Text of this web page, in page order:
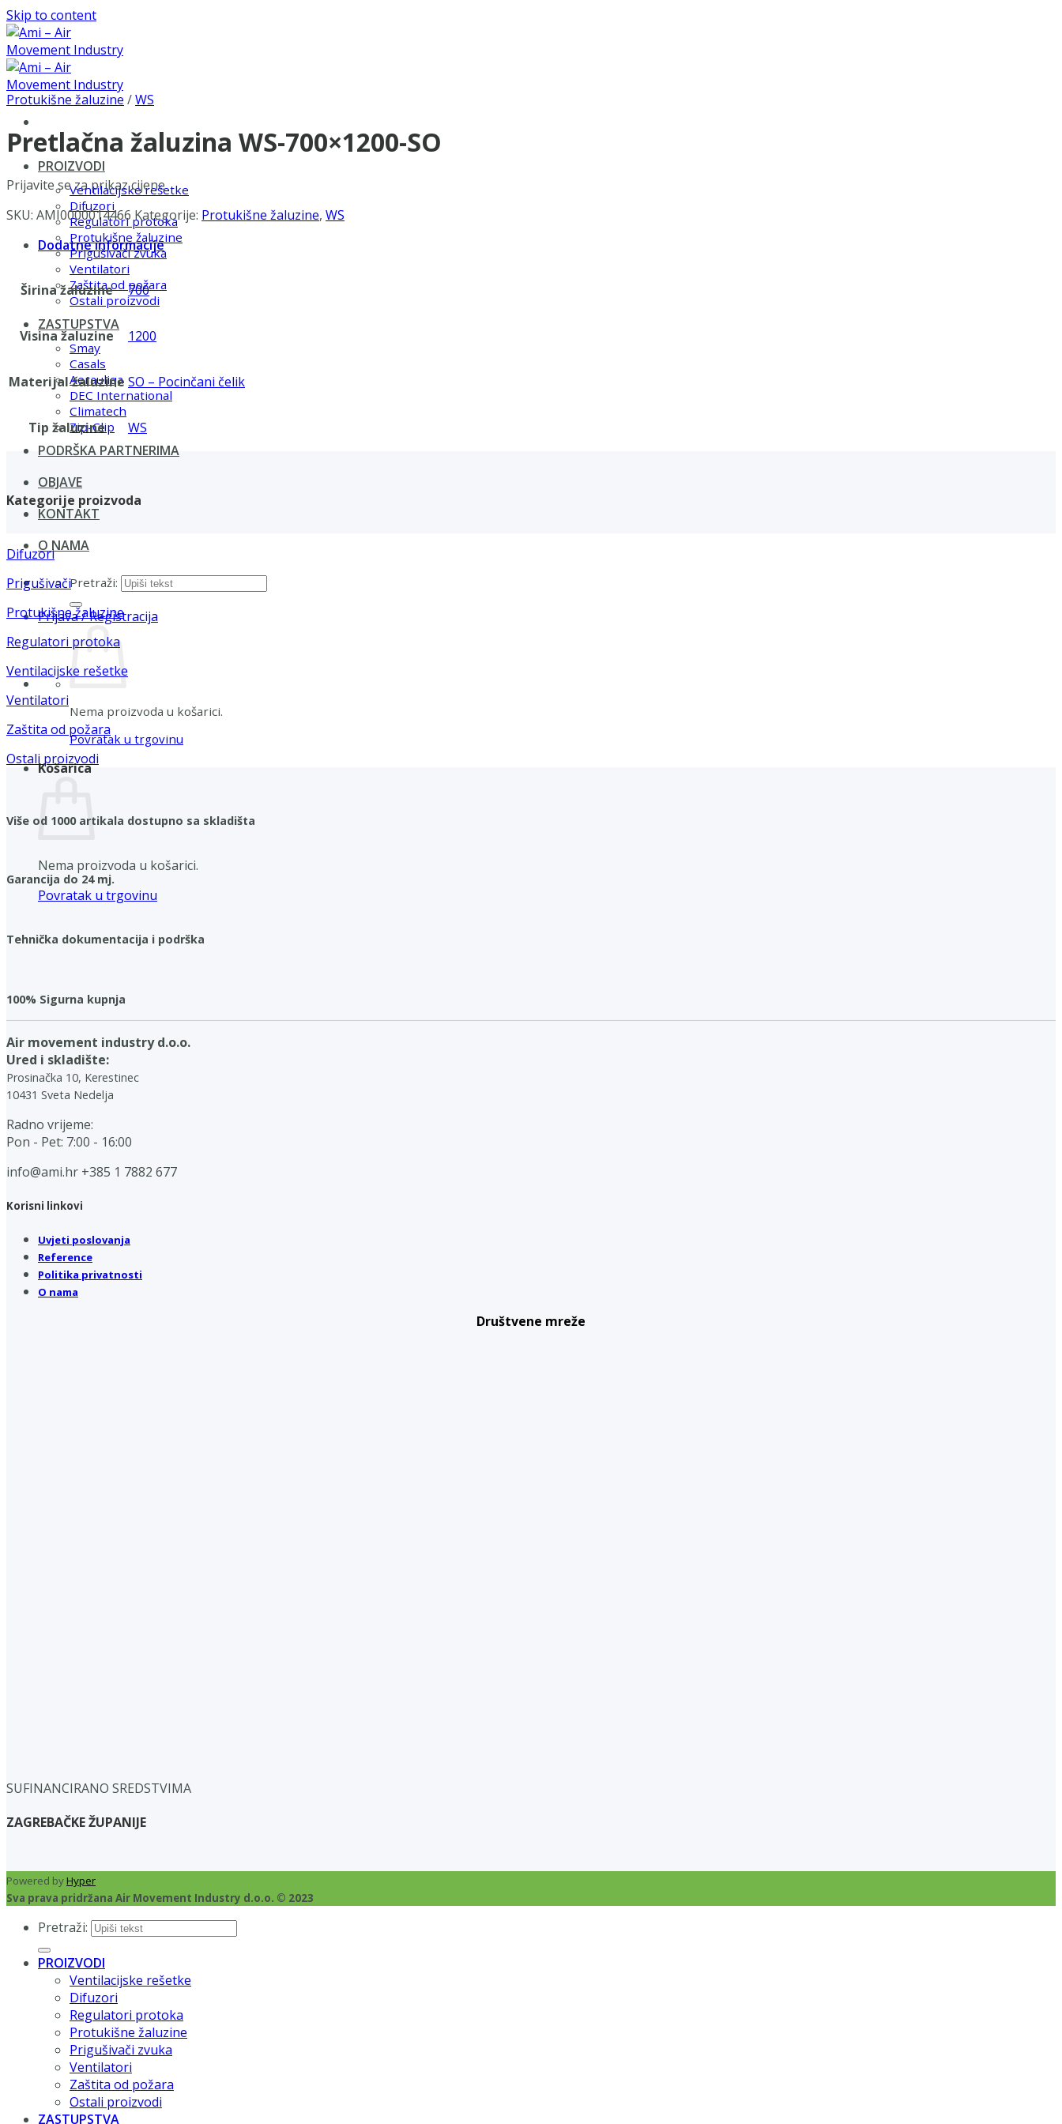
Skip to content
PROIZVODI
Ventilacijske rešetke
Difuzori
Regulatori protoka
Protukišne žaluzine
Prigušivači zvuka
Ventilatori
Zaštita od požara
Ostali proizvodi
ZASTUPSTVA
Smay
Casals
Aerauliqa
DEC International
Climatech
Zip-Clip
PODRŠKA PARTNERIMA
OBJAVE
KONTAKT
O NAMA
Pretraži:
Prijava / Registracija
Nema proizvoda u košarici.
Povratak u trgovinu
Košarica
Nema proizvoda u košarici.
Povratak u trgovinu
Protukišne žaluzine /WS
Pretlačna žaluzina WS-700×1200-SO
Prijavite se za prikaz cijene
SKU: AMI0000014466 Kategorije: Protukišne žaluzine, WS
Dodatne informacije
Širina žaluzine 700
Visina žaluzine 1200
Materijal žaluzine SO – Pocinčani čelik
Tip žaluzine WS
Kategorije proizvoda
Difuzori
Prigušivači
Protukišne žaluzine
Regulatori protoka
Ventilacijske rešetke
Ventilatori
Zaštita od požara
Ostali proizvodi
Više od 1000 artikala dostupno sa skladišta
Garancija do 24 mj.
Tehnička dokumentacija i podrška
100% Sigurna kupnja
Air movement industry d.o.o.
Ured i skladište:
Prosinačka 10, Kerestinec
10431 Sveta Nedelja
Radno vrijeme:
Pon - Pet: 7:00 - 16:00
info@ami.hr +385 1 7882 677
Korisni linkovi
Uvjeti poslovanja
Reference
Politika privatnosti
O nama
Društvene mreže
SUFINANCIRANO SREDSTVIMA
ZAGREBAČKE ŽUPANIJE
Powered byHyper
Sva prava pridržana Air Movement Industry d.o.o. © 2023
Pretraži:
PROIZVODI
Ventilacijske rešetke
Difuzori
Regulatori protoka
Protukišne žaluzine
Prigušivači zvuka
Ventilatori
Zaštita od požara
Ostali proizvodi
ZASTUPSTVA